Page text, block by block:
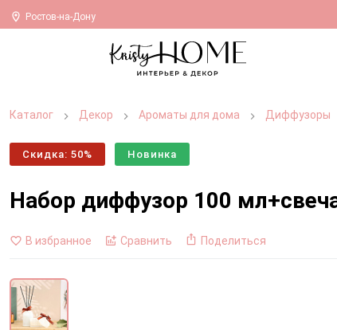
Ростов-на-Дону
Каталог Декор Ароматы для дома Диффузоры
Скидка: 50% Новинка
Набор диффузор 100
В избранное Сравнить Поделиться